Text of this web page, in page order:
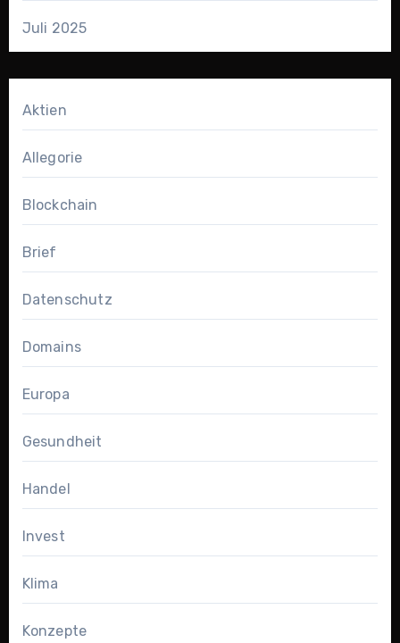
Juli 2025
Aktien
Allegorie
Blockchain
Brief
Datenschutz
Domains
Europa
Gesundheit
Handel
Invest
Klima
Konzepte